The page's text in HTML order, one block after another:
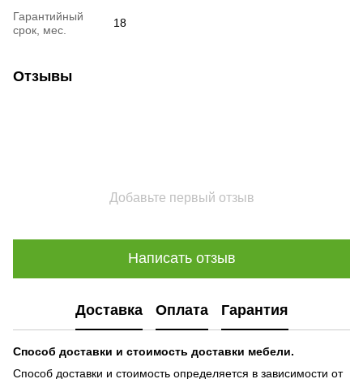
Гарантийный
срок, мес.
18
Отзывы
Добавьте первый отзыв
Написать отзыв
Доставка Оплата Гарантия
Способ доставки и стоимость доставки мебели.
Способ доставки и стоимость определяется в зависимости от